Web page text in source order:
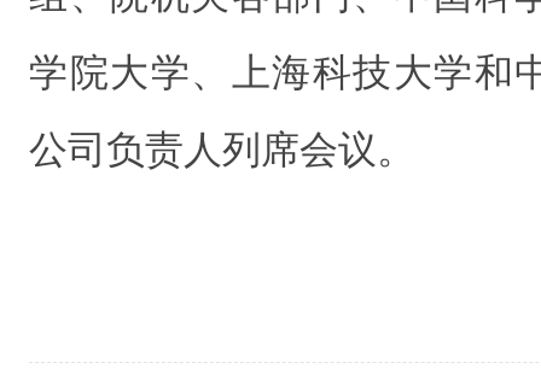
学院大学、上海科技大学和
公司负责人列席会议。